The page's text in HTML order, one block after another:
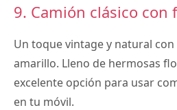
9. Camión clásico con
Un toque vintage y natural
amarillo. Lleno de hermosas
excelente opción para usar
en tu móvil.